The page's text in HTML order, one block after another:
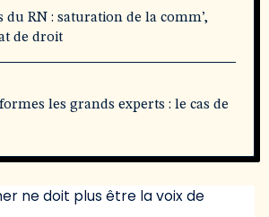
RN : saturation de la comm’,
de droit
les grands experts : le cas de